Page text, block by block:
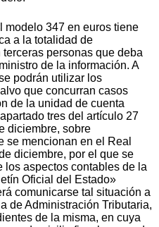
modelo 347 en euros tiene
a la totalidad de
personas que deba
de la información. A
podrán utilizar los
que concurran casos
de la unidad de cuenta
tres del artículo 27
diciembre, sobre
se mencionan en el Real
diciembre, por el que se
los aspectos contables de la
Oficial del Estado»
comunicarse tal situación a
de Administración Tributaria,
de la misma, en cuya